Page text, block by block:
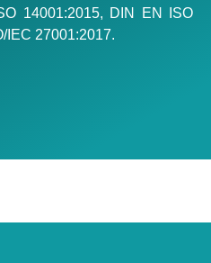
14001:2015, DIN EN ISO
IEC 27001:2017.